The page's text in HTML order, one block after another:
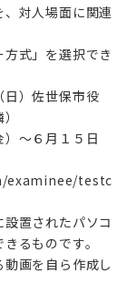
、対人場面に関連
方式」を選択でき
）佐世保市役
所隣）
～６月１５日
examinee/testc
置されたパソコ
るものです。
動画を自ら作成し